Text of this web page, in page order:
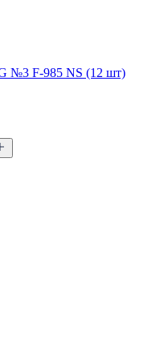
№3 F-985 NS (12 шт)